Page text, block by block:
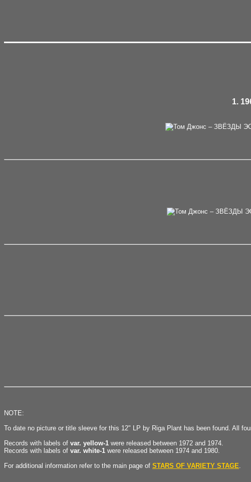
1.
NOTE:
To date no picture or title sleeve for this 12" LP by Riga Plant has been found. All
Records with labels of var. yellow-1 were released between 1972 and 1974.
Records with labels of var. white-1 were released between 1974 and 1980.
For additional information refer to the main page of STARS OF VARIETY STAGE.